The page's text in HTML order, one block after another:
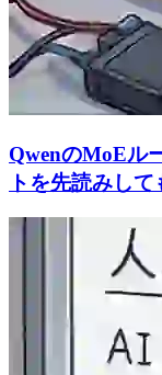
QwenのMoEル
トを先読みし